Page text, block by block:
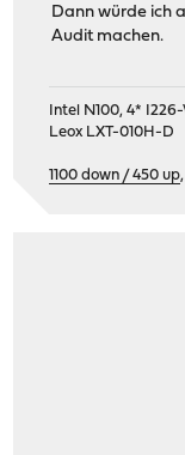
Dann würde ich
Audit machen.
Intel N100, 4*
Leox LXT-010H-D
1100 down / 450 up,